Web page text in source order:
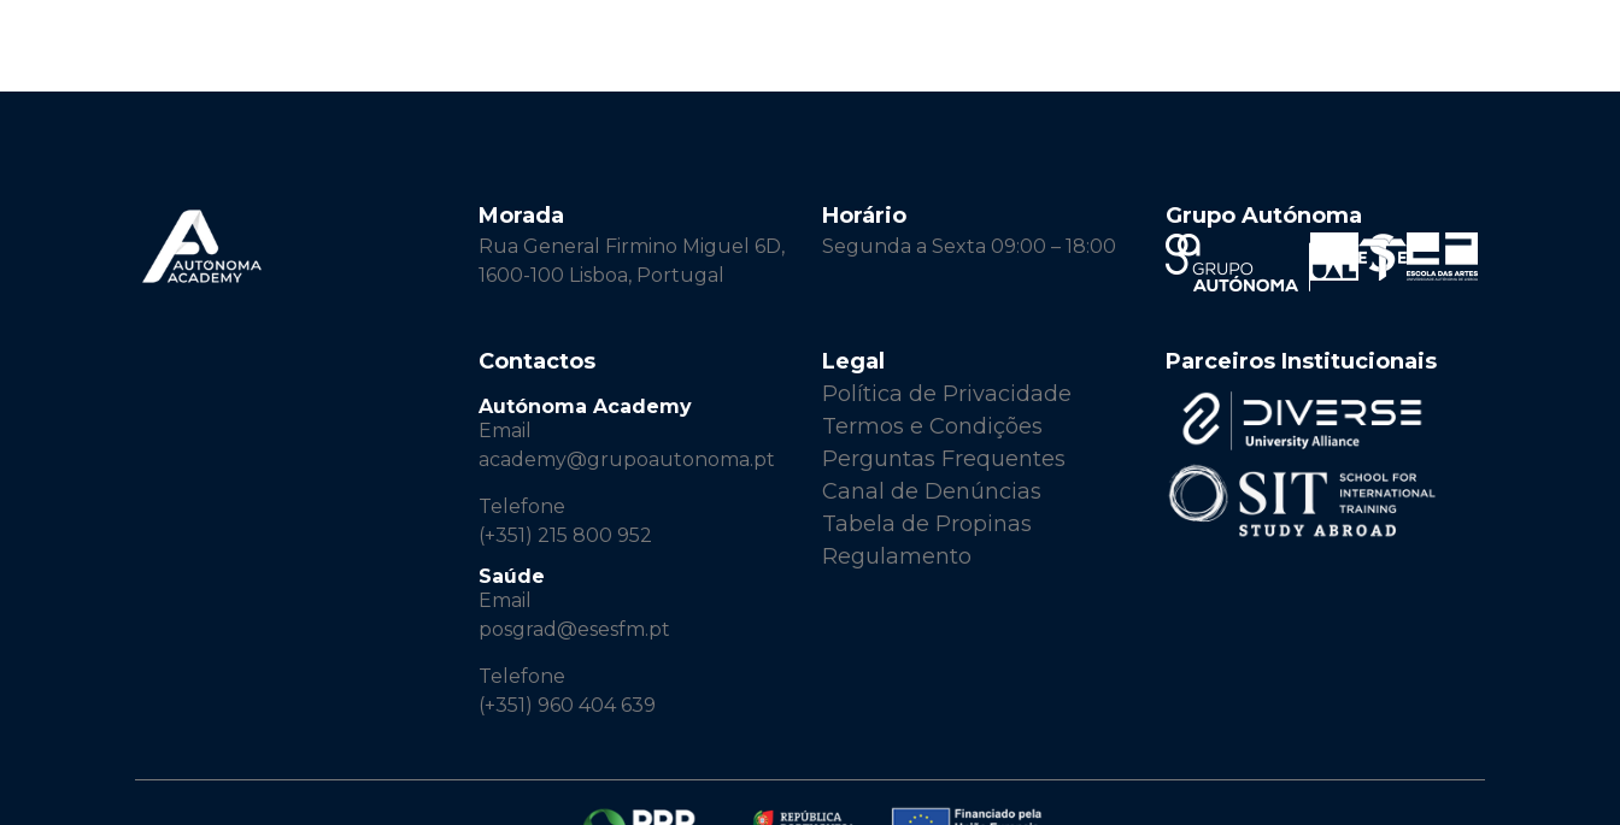
Morada
Rua General Firmino Miguel 6D,
1600-100 Lisboa, Portugal
Horário
Segunda a Sexta 09:00 – 18:00
Grupo Autónoma
Contactos
Autónoma Academy
Email
academy@grupoautonoma.pt
Telefone
(+351) 215 800 952
Saúde
Email
posgrad@esesfm.pt
Telefone
(+351) 960 404 639
Legal
Política de Privacidade
Termos e Condições
Perguntas Frequentes
Canal de Denúncias
Tabela de Propinas
Regulamento
Parceiros Institucionais